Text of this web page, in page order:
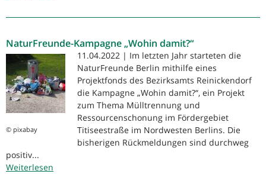
der
im
Stadtteilbüro
Rollberge
NaturFreunde-Kampagne „Wohin damit?“
© pixabay
11.04.2022 | Im letzten Jahr starteten die
NaturFreunde Berlin mithilfe eines
Projektfonds des Bezirksamts Reinickendorf
die Kampagne „Wohin damit?“, ein Projekt
zum Thema Mülltrennung und
Ressourcenschonung im Fördergebiet
Titiseestraße im Nordwesten Berlins. Die
bisherigen Rückmeldungen sind durchweg
positiv...
Weiterlesen